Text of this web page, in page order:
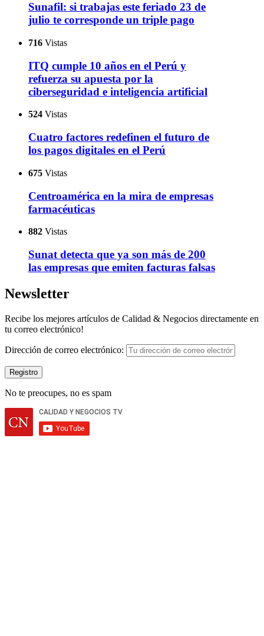
Sunafil: si trabajas este feriado 23 de
julio te corresponde un triple pago
716 Vistas
ITQ cumple 10 años en el Perú y
refuerza su apuesta por la
ciberseguridad e inteligencia artificial
524 Vistas
Cuatro factores redefinen el futuro de
los pagos digitales en el Perú
675 Vistas
Centroamérica en la mira de empresas
farmacéuticas
882 Vistas
Sunat detecta que ya son más de 200
las empresas que emiten facturas falsas
Newsletter
Recibe los mejores artículos de Calidad & Negocios directamente en
tu correo electrónico!
Dirección de correo electrónico:
No te preocupes, no es spam